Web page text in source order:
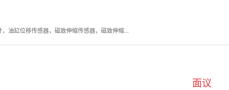
磁致伸缩位移传感器，磁致伸缩液位计，油缸位移传感器，磁致伸缩传感器，磁致伸缩液位变送器，位移传感器，油缸行程传感器
面议